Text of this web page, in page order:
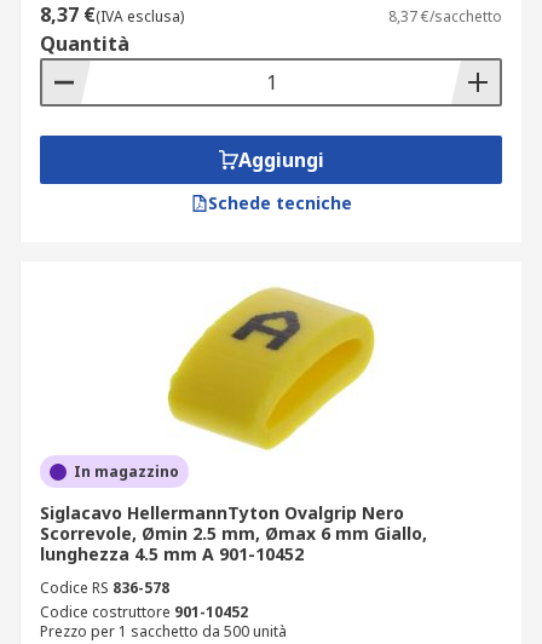
8,37 €(IVA esclusa) 8,37 €/sacchetto
Quantità
Aggiungi
Schede tecniche
In magazzino
Siglacavo HellermannTyton Ovalgrip Nero
Scorrevole, Ømin 2.5 mm, Ømax 6 mm Giallo,
lunghezza 4.5 mm A 901-10452
Codice RS 836-578
Codice costruttore 901-10452
Prezzo per 1 sacchetto da 500 unità